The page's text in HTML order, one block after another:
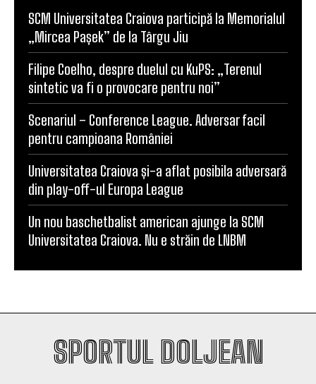
SCM Universitatea Craiova participă la Memorialul
„Mircea Pașek” de la Târgu Jiu
Filipe Coelho, despre duelul cu KuPS: „Terenul
sintetic va fi o provocare pentru noi”
Scenariul – Conference League. Adversar facil
pentru campioana României
Universitatea Craiova și-a aflat posibila adversară
din play-off-ul Europa League
Un nou baschetbalist american ajunge la SCM
Universitatea Craiova. Nu e străin de LNBM
SPORTUL DOLJEAN